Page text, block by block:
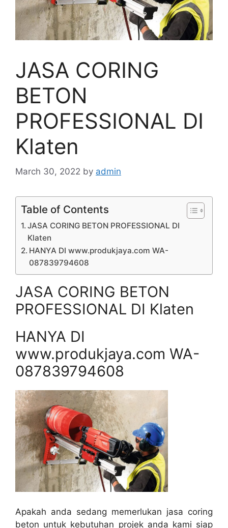
JASA CORING
BETON
PROFESSIONAL DI
Klaten
March 30, 2022 by admin
Table of Contents
JASA CORING BETON PROFESSIONAL DI
Klaten
HANYA DI www.produkjaya.com WA-
087839794608
JASA CORING BETON
PROFESSIONAL DI Klaten
HANYA DI
www.produkjaya.com WA-
087839794608
Apakah anda sedang memerlukan jasa coring
beton untuk kebutuhan projek anda kami siap